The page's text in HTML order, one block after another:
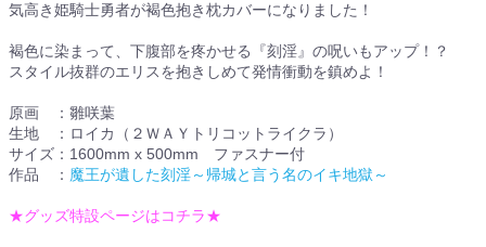
気高き姫騎士勇者が褐色抱き枕カバーになりました！
褐色に染まって、下腹部を疼かせる『刻淫』の呪いもアップ！？
スタイル抜群のエリスを抱きしめて発情衝動を鎮めよ！
原画 ：雛咲葉
生地 ：ロイカ（２ＷＡＹトリコットライクラ）
サイズ：1600mm x 500mm ファスナー付
作品 ： 魔王が遺した刻淫～帰城と言う名のイキ地獄～
★グッズ特設ページはコチラ★